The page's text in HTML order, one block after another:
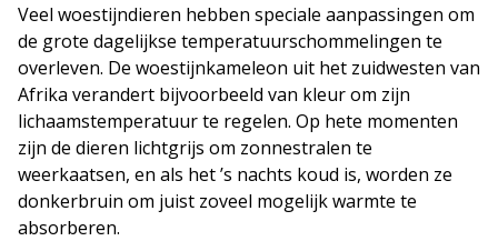
Veel woestijndieren hebben speciale aanpassingen om
de grote dagelijkse temperatuurschommelingen te
overleven. De woestijnkameleon uit het zuidwesten van
Afrika verandert bijvoorbeeld van kleur om zijn
lichaamstemperatuur te regelen. Op hete momenten
zijn de dieren lichtgrijs om zonnestralen te
weerkaatsen, en als het ’s nachts koud is, worden ze
donkerbruin om juist zoveel mogelijk warmte te
absorberen.